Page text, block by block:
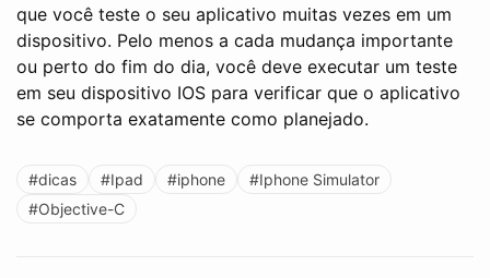
que você teste o seu aplicativo muitas vezes em um
dispositivo. Pelo menos a cada mudança importante
ou perto do fim do dia, você deve executar um teste
em seu dispositivo IOS para verificar que o aplicativo
se comporta exatamente como planejado.
#dicas #Ipad #iphone
#Iphone Simulator
#Objective-C